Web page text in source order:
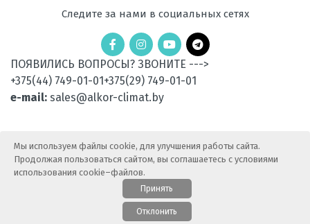
Следите за нами в социальных сетях
ПОЯВИЛИСЬ ВОПРОСЫ? ЗВОНИТЕ --->
+375(44) 749-01-01+375(29) 749-01-01
e-mail: sales@alkor-climat.by
© 2015-2025 АлькорКлимат — Продажа климатической
Мы используем файлы cookie, для улучшения работы сайта.
Продолжая пользоваться сайтом, вы соглашаетесь с условиями
использования cookie–файлов.
Принять
Отклонить